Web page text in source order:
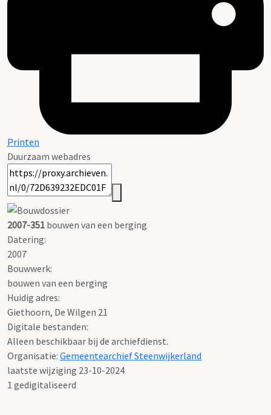
Printen
Duurzaam webadres
2007-351 bouwen van een berging
Datering:
2007
Bouwwerk:
bouwen van een berging
Huidig adres:
Giethoorn, De Wilgen 21
Digitale bestanden:
Alleen beschikbaar bij de archiefdienst.
Organisatie: Gemeentearchief Steenwijkerland
laatste wijziging 23-10-2024
1 gedigitaliseerd